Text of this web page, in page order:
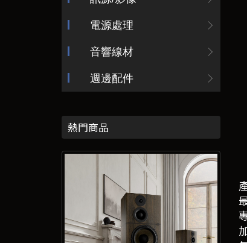
電源處理
音響線材
週邊配件
熱門商品